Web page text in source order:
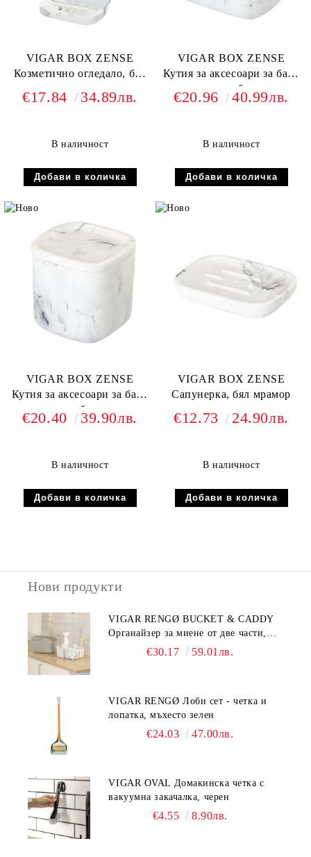
VIGAR BOX ZENSE
Козметично огледало, бял
€17.84 34.89лв.
В наличност
VIGAR BOX ZENSE
Кутия за аксесоари за баня
правоъгълна, бял мрамор
€20.96 40.99лв.
В наличност
VIGAR BOX ZENSE
Кутия за аксесоари за баня
квадратна, бял мрамор
€20.40 39.90лв.
В наличност
VIGAR BOX ZENSE
Сапунерка, бял мрамор
€12.73 24.90лв.
В наличност
Нови продукти
VIGAR RENGØ BUCKET & CADDY
Органайзер за миене от две части,
€30.17 59.01лв.
VIGAR RENGØ Лоби сет - четка и
лопатка, мъхесто зелен
€24.03 47.00лв.
VIGAR OVAL Домакинска четка с
вакуумна закачалка, черен
€4.55 8.90лв.